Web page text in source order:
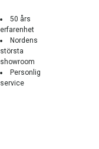
50 års
erfarenhet
Nordens
största
showroom
Personlig
service